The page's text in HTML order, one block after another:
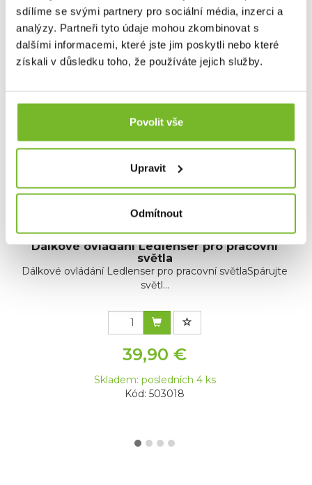
sdílíme se svými partnery pro sociální média, inzerci a
analýzy. Partneři tyto údaje mohou zkombinovat s
dalšími informacemi, které jste jim poskytli nebo které
získali v důsledku toho, že používáte jejich služby.
Povolit vše
Upravit
Odmítnout
Dotaz
Mohlo by Vás zajímat
Dálkové ovládání Ledlenser pro pracovní
světla
Dálkové ovládání Ledlenser pro pracovní světlaSpárujte
světl...
39,90 €
Skladem: posledních 4 ks
Kód: 503018